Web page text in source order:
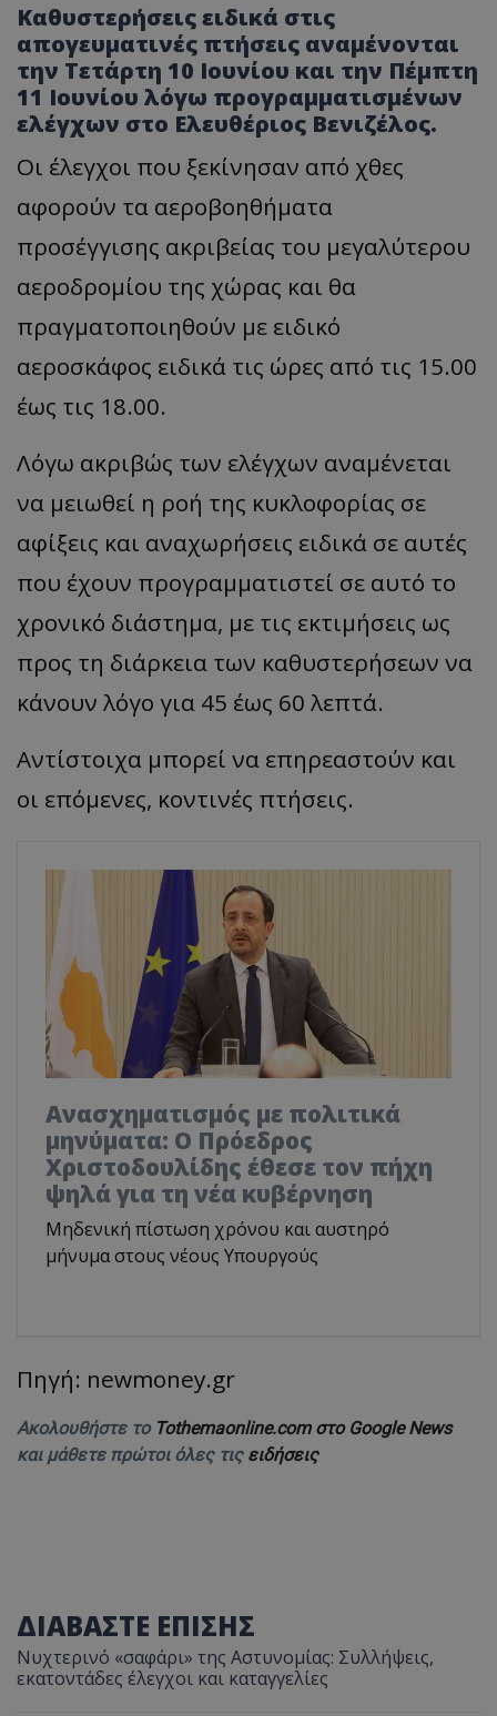
Καθυστερήσεις ειδικά στις
απογευματινές πτήσεις αναμένονται
την Τετάρτη 10 Ιουνίου και την Πέμπτη
11 Ιουνίου λόγω προγραμματισμένων
ελέγχων στο Ελευθέριος Βενιζέλος.
Οι έλεγχοι που ξεκίνησαν από χθες
αφορούν τα αεροβοηθήματα
προσέγγισης ακριβείας του μεγαλύτερου
αεροδρομίου της χώρας και θα
πραγματοποιηθούν με ειδικό
αεροσκάφος ειδικά τις ώρες από τις 15.00
έως τις 18.00.
Λόγω ακριβώς των ελέγχων αναμένεται
να μειωθεί η ροή της κυκλοφορίας σε
αφίξεις και αναχωρήσεις ειδικά σε αυτές
που έχουν προγραμματιστεί σε αυτό το
χρονικό διάστημα, με τις εκτιμήσεις ως
προς τη διάρκεια των καθυστερήσεων να
κάνουν λόγο για 45 έως 60 λεπτά.
Αντίστοιχα μπορεί να επηρεαστούν και
οι επόμενες, κοντινές πτήσεις.
Ανασχηματισμός με πολιτικά
μηνύματα: Ο Πρόεδρος
Χριστοδουλίδης έθεσε τον πήχη
ψηλά για τη νέα κυβέρνηση
Μηδενική πίστωση χρόνου και αυστηρό
μήνυμα στους νέους Υπουργούς
Πηγή: newmoney.gr
Ακολουθήστε το Tothemaonline.com στο Google News
και μάθετε πρώτοι όλες τις ειδήσεις
ΔΙΑΒΑΣΤΕ ΕΠΙΣΗΣ
Νυχτερινό «σαφάρι» της Αστυνομίας: Συλλήψεις,
εκατοντάδες έλεγχοι και καταγγελίες